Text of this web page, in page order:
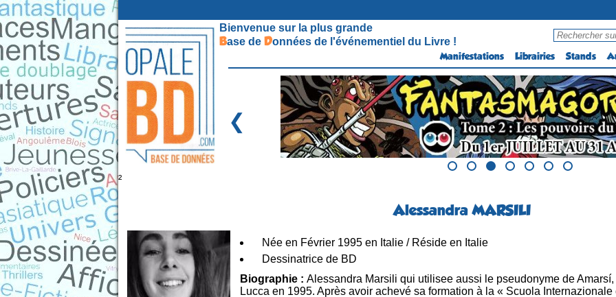
Bienvenue sur la plus grande
Base de Données de l'événementiel du Livre !
Manifestations Librairies Stands
❮
²
Alessandra MARSILI
Née en Février 1995 en Italie / Réside en Italie
Dessinatrice de BD
Biographie : Alessandra Marsili qui utilisee aussi le pseudonyme de
Lucca en 1995. Après avoir achevé sa formation à la « Scuola